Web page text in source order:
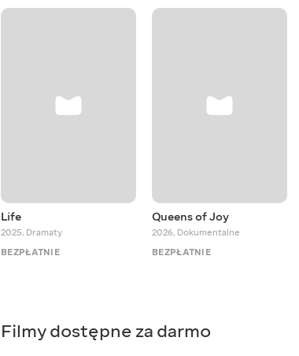
Life
2025, Dramaty
BEZPŁATNIE
Queens of Joy
2026, Dokumentalne
BEZPŁATNIE
Filmy dostępne za darmo